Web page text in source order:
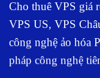
Cho thuê VPS giá
VPS US, VPS
công nghệ ảo hóa
pháp công nghệ